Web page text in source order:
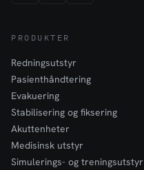
PRODUKTER
Redningsutstyr
Pasienthåndtering
Evakuering
Stabilisering og fiksering
Akuttenheter
Medisinsk utstyr
Simulerings- og treningsutstyr